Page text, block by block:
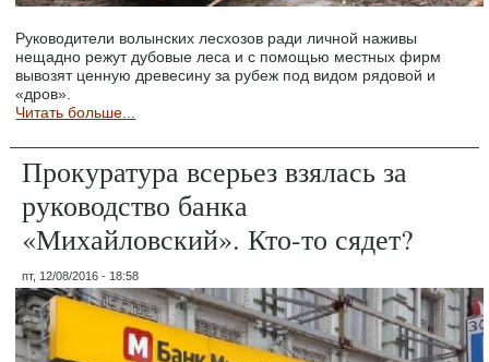
Руководители волынских лесхозов ради личной наживы
нещадно режут дубовые леса и с помощью местных фирм
вывозят ценную древесину за рубеж под видом рядовой и
«дров».
Читать больше...
Прокуратура всерьез взялась за
руководство банка
«Михайловский». Кто-то сядет?
пт, 12/08/2016 - 18:58